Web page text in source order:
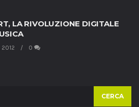
LA RIVOLUZIONE DIGITALE
2012 0
CERCA